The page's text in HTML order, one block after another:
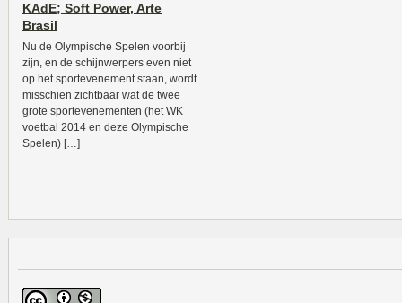
KAdE; Soft Power, Arte
Brasil
Nu de Olympische Spelen voorbij
zijn, en de schijnwerpers even niet
op het sportevenement staan, wordt
misschien zichtbaar wat de twee
grote sportevenementen (het WK
voetbal 2014 en deze Olympische
Spelen) […]